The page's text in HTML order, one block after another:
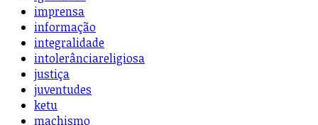
imprensa
informação
integralidade
intolerânciareligiosa
justiça
juventudes
ketu
machismo